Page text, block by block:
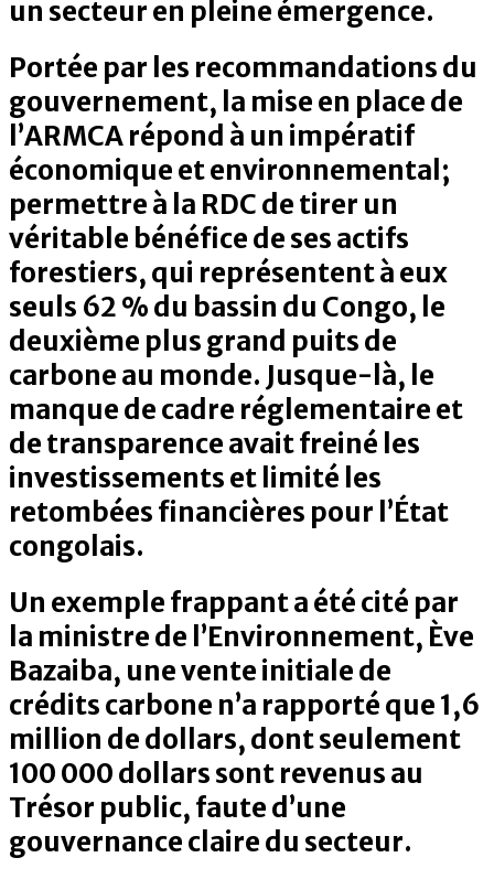
un secteur en pleine émergence.
Portée par les recommandations du
gouvernement, la mise en place de
l’ARMCA répond à un impératif
économique et environnemental;
permettre à la RDC de tirer un
véritable bénéfice de ses actifs
forestiers, qui représentent à eux
seuls 62 % du bassin du Congo, le
deuxième plus grand puits de
carbone au monde. Jusque-là, le
manque de cadre réglementaire et
de transparence avait freiné les
investissements et limité les
retombées financières pour l’État
congolais.
Un exemple frappant a été cité par
la ministre de l’Environnement, Ève
Bazaiba, une vente initiale de
crédits carbone n’a rapporté que 1,6
million de dollars, dont seulement
100 000 dollars sont revenus au
Trésor public, faute d’une
gouvernance claire du secteur.